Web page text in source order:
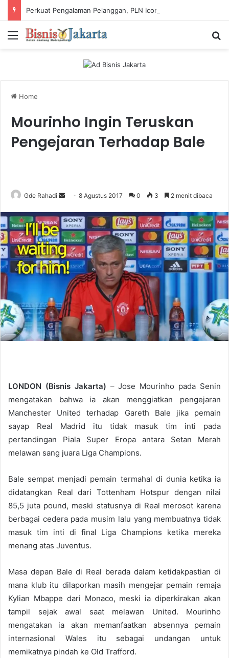
Menu
Home
Mourinho Ingin Teruskan
Pengejaran Terhadap Bale
Gde Rahadi
n
d
a
n
e
m
a
i
l
8 Agustus 2017 0 3 2 menit dibaca
LONDON (Bisnis Jakarta) – Jose Mourinho pada Senin
mengatakan bahwa ia akan menggiatkan pengejaran
Manchester United terhadap Gareth Bale jika pemain
sayap Real Madrid itu tidak masuk tim inti pada
pertandingan Piala Super Eropa antara Setan Merah
melawan sang juara Liga Champions.
Bale sempat menjadi pemain termahal di dunia ketika ia
didatangkan Real dari Tottenham Hotspur dengan nilai
85,5 juta pound, meski statusnya di Real merosot karena
berbagai cedera pada musim lalu yang membuatnya tidak
masuk tim inti di final Liga Champions ketika mereka
menang atas Juventus.
Masa depan Bale di Real berada dalam ketidakpastian di
mana klub itu dilaporkan masih mengejar pemain remaja
Kylian Mbappe dari Monaco, meski ia diperkirakan akan
tampil sejak awal saat melawan United. Mourinho
mengatakan ia akan memanfaatkan absennya pemain
internasional Wales itu sebagai undangan untuk
memikatnya pindah ke Old Trafford.